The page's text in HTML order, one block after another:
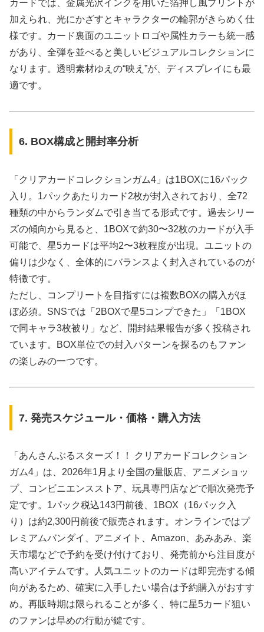
カードでは、金属光沢インクを用いた箔押し風プリントが
加えられ、光にかざすとキャラクターの輪郭がきらめく仕
様です。カード裏面のユニットロゴや属性カラーも統一感
があり、全弾を並べると美しいビジュアルコレクションに
なります。透明素材ゆえの“映え”が、ディスプレイにも最
適です。
6. BOX構成と開封率分析
「クリアカードコレクションガム4」は1BOXに16パック
入り。1パックあたりカード2枚が封入されており、全72
種類の中からランダムで引き当てる形式です。過去シリー
ズの傾向から見ると、1BOXで約30〜32枚のカードが入手
可能で、星5カードは平均2〜3枚程度が出現。ユニットの
偏りは少なく、全体的にバランスよく封入されているのが
特徴です。
ただし、コンプリートを目指すには複数BOXの購入がほ
ぼ必須。SNSでは「2BOXで星5コンプできた」「1BOX
で同キャラ3枚被り」など、開封結果報告が多く投稿され
ています。BOX単位での封入パターンを探るのもファン
の楽しみの一つです。
7. 発売スケジュール・価格・購入方法
「あんさんぶるスターズ！！ クリアカードコレクション
ガム4」は、2026年1月より全国の量販店、アニメショッ
プ、コンビニエンスストア、玩具専門店などで順次発売予
定です。1パック税込143円前後、1BOX（16パック入
り）は約2,300円前後で販売されます。オンラインではプ
レミアムバンダイ、アニメイト、Amazon、あみあみ、楽
天市場などで予約を受け付けており、発売前から注目度が
高いアイテムです。人気ユニットのカードは即完売する傾
向があるため、確実に入手したい場合は予約購入がおすす
め。再販時期は限られることが多く、特に星5カード狙い
のファンは早めの行動が鍵です。